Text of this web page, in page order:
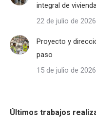
integral de
22 de julio de 2026
Proyecto y
paso
15 de julio de 2026
Últimos trabajos